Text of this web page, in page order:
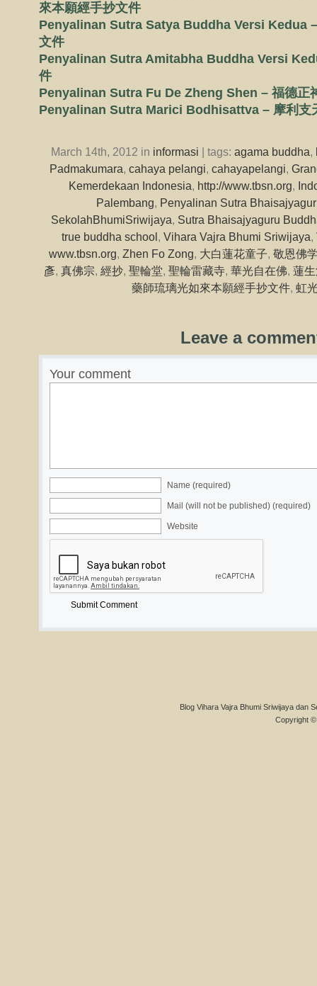
來本願經手抄文件
Penyalinan Sutra Satya Buddha Versi Kedua
文件
Penyalinan Sutra Amitabha Buddha Versi
件
Penyalinan Sutra Fu De Zheng Shen – 福德正
Penyalinan Sutra Marici Bodhisattva – 摩利支
March 14th, 2012 in informasi | tags: agama buddha,
Padmakumara, cahaya pelangi, cahayapelangi,
Kemerdekaan Indonesia, http://www.tbsn.org,
Palembang, Penyalinan Sutra
SekolahBhumiSriwijaya, Sutra Bhaisajyaguru
true buddha school, Vihara Vajra Bhumi Sriwijaya,
www.tbsn.org, Zhen Fo Zong, 大白蓮花童子, 敬恩佛
彥, 真佛宗, 經抄, 聖輪堂, 聖輪雷藏寺, 華光自在佛, 蓮
藥師琉璃光如來本願經手抄文件, 虹
Leave a
Your comment
Name (required)
Mail (will not be published) (required)
Website
Blog Vihara Vajra Bhumi Sriwijaya dan
Copyright ©